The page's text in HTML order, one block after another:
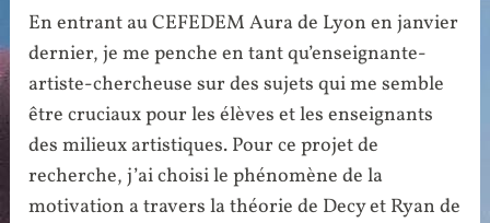
En entrant au CEFEDEM Aura de Lyon en janvier
dernier, je me penche en tant qu’enseignante-
artiste-chercheuse sur des sujets qui me semble
être cruciaux pour les élèves et les enseignants
des milieux artistiques. Pour ce projet de
recherche, j’ai choisi le phénomène de la
motivation a travers la théorie de Decy et Ryan de